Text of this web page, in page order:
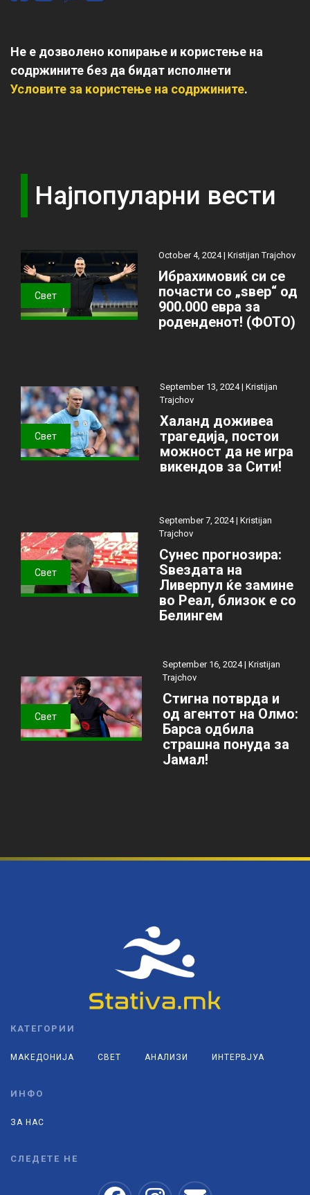
Не е дозволено копирање и користење на
содржините без да бидат исполнети
Условите за користење на содржините.
Најпопуларни вести
Свет
October 4, 2024 |Kristijan Trajchov
Ибрахимовиќ си се
почасти со „ѕвер“ од
900.000 евра за
роденденот! (ФОТО)
Свет
September 13, 2024 | Kristijan
Trajchov
Халанд доживеа
трагедија, постои
можност да не игра
викендов за Сити!
Свет
September 7, 2024 | Kristijan
Trajchov
Сунес прогнозира:
Ѕвездата на
Ливерпул ќе замине
во Реал, близок е со
Белингем
Свет
September 16, 2024 | Kristijan
Trajchov
Стигна потврда и
од агентот на Олмо:
Барса одбила
страшна понуда за
Јамал!
КАТЕГОРИИ
МАКЕДОНИЈА СВЕТ АНАЛИЗИ ИНТЕРВЈУА
ИНФО
ЗА НАС
СЛЕДЕТЕ НЕ